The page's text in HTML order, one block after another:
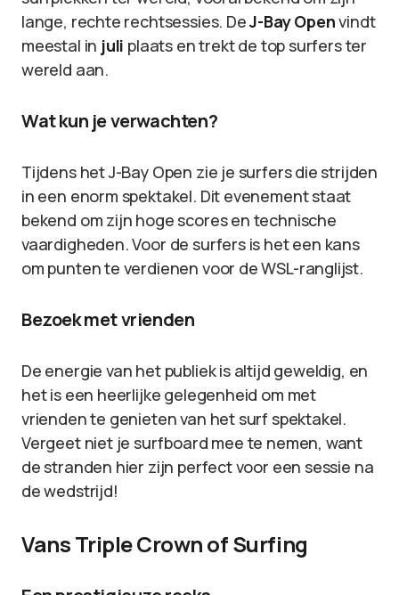
lange, rechte rechtsessies. DeJ-Bay Openvindt
meestal in juli plaats en trekt de top surfers ter
wereld aan.
Wat kun je verwachten?
Tijdens het J-Bay Open zie je surfers die strijden
in een enorm spektakel. Dit evenement staat
bekend om zijn hoge scores en technische
vaardigheden. Voor de surfers is het een kans
om punten te verdienen voor de WSL-ranglijst.
Bezoek met vrienden
De energie van het publiek is altijd geweldig, en
het is een heerlijke gelegenheid om met
vrienden te genieten van het surf spektakel.
Vergeet niet je surfboard mee te nemen, want
de stranden hier zijn perfect voor een sessie na
de wedstrijd!
Vans Triple Crown of Surfing